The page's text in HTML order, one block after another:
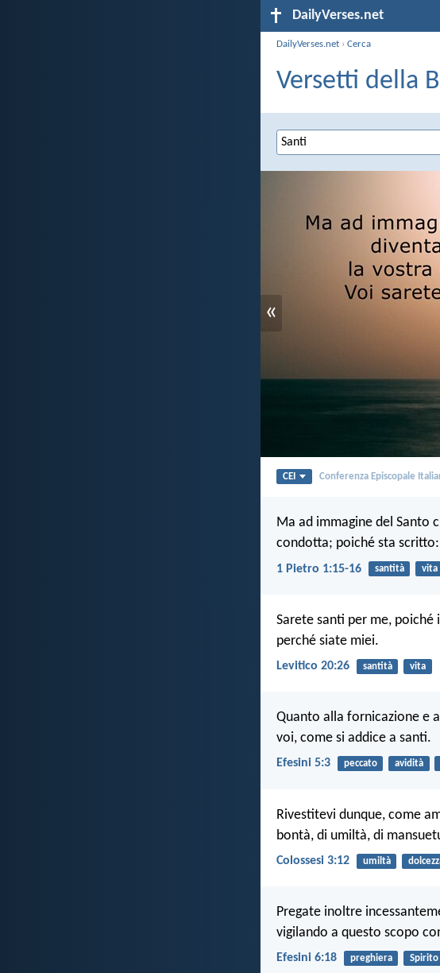
DailyVerses.net
DailyVerses.net ›Cerca
Versetti della
«
CEI Conferenza Episcopale
Ma ad immagine del Santo
condotta; poiché sta scritto:
1 Pietro 1:15-16 santità vita
Sarete santi per me,
perché siate miei.
Levitico 20:26 santità vita
Quanto alla fornicazione e
voi, come si addice a santi.
Efesini 5:3 peccato avidità
Rivestitevi dunque, come
bontà, di umiltà, di
Colossesi 3:12 umiltà
Pregate inoltre
vigilando a questo scopo
Efesini 6:18 preghiera Spirito